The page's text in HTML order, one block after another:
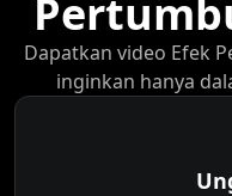
Dapatkan video Efek
inginkan hanya